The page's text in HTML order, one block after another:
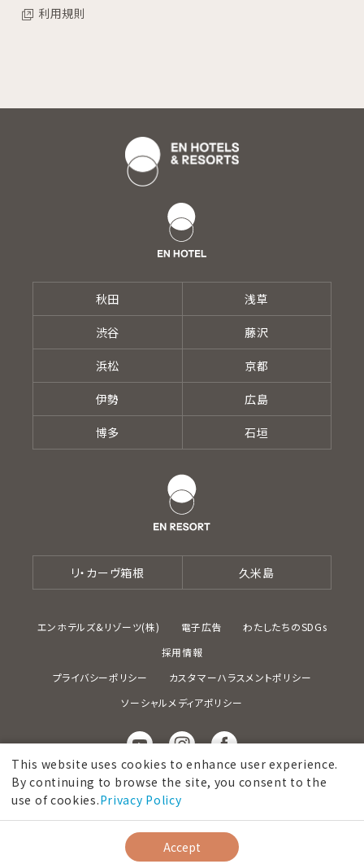
空室検索・予約
利用規則
秋田 浅草
渋谷 藤沢
浜松 京都
伊勢 広島
博多 石垣
リ・カーヴ箱根 久米島
エンホテルズ&リゾーツ(株) 電子広告
わたしたちのSDGs
採用情報
プライバシーポリシー
カスタマーハラスメントポリシー
ソーシャルメディアポリシー
2026 ©EN HOTELS & RESORTS CO., Ltd.
This website uses cookies to enhance user experience.
By continuing to browse the site, you consent to the
use of cookies.Privacy Policy
Accept